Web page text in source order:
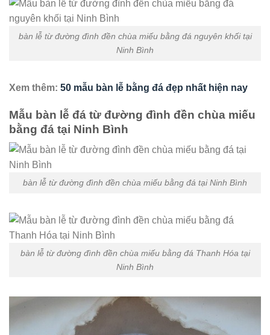
bàn lễ từ đường đình đền chùa miếu bằng đá nguyên khối tại
Ninh Bình
Xem thêm: 50 mẫu bàn lễ bằng đá đẹp nhất hiện nay
Mẫu bàn lễ đá từ đường đình đền chùa miếu
bằng đá tại Ninh Bình
bàn lễ từ đường đình đền chùa miếu bằng đá tại Ninh Bình
bàn lễ từ đường đình đền chùa miếu bằng đá Thanh Hóa tại
Ninh Bình